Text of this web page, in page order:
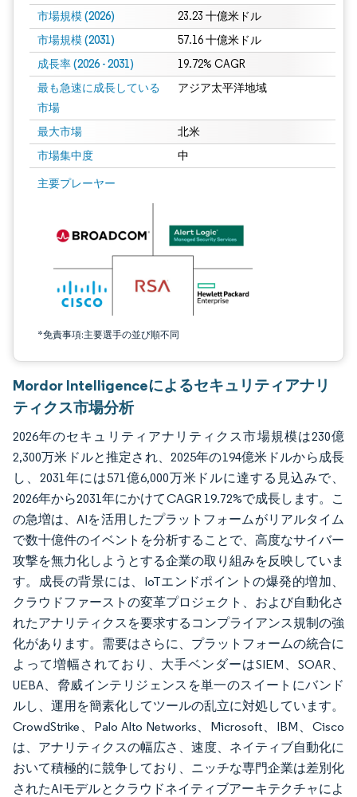
市場規模 (2026) 23.23 十億米ドル
市場規模 (2031) 57.16 十億米ドル
成長率 (2026 - 2031) 19.72% CAGR
最も急速に成長している
市場
アジア太平洋地域
最大市場 北米
市場集中度 中
主要プレーヤー
*免責事項:主要選手の並び順不同
画像 © Mordor Intelligence。再利用にはCC BY 4.0の表示が必要です。
Mordor Intelligenceによるセキュリティアナリ
ティクス市場分析
2026年のセキュリティアナリティクス市場規模は230億
2,300万米ドルと推定され、2025年の194億米ドルから成長
し、2031年には571億6,000万米ドルに達する見込みで、
2026年から2031年にかけてCAGR 19.72%で成長します。こ
の急増は、AIを活用したプラットフォームがリアルタイム
で数十億件のイベントを分析することで、高度なサイバー
攻撃を無力化しようとする企業の取り組みを反映していま
す。成長の背景には、IoTエンドポイントの爆発的増加、
クラウドファーストの変革プロジェクト、および自動化さ
れたアナリティクスを要求するコンプライアンス規制の強
化があります。需要はさらに、プラットフォームの統合に
よって増幅されており、大手ベンダーはSIEM、SOAR、
UEBA、脅威インテリジェンスを単一のスイートにバンド
ルし、運用を簡素化してツールの乱立に対処しています。
CrowdStrike、Palo Alto Networks、Microsoft、IBM、Cisco
は、アナリティクスの幅広さ、速度、ネイティブ自動化に
おいて積極的に競争しており、ニッチな専門企業は差別化
されたAIモデルとクラウドネイティブアーキテクチャによ